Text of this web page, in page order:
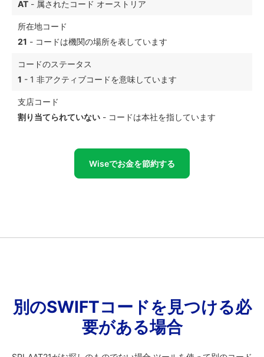
AT - 属されたコード オーストリア
所在地コード
21 - コードは機関の場所を表しています
コードのステータス
1 - 1 非アクティブコードを意味しています
支店コード
割り当てられていない - コードは本社を指しています
Wiseでお金を節約する
別のSWIFTコードを見つける必
要がある場合